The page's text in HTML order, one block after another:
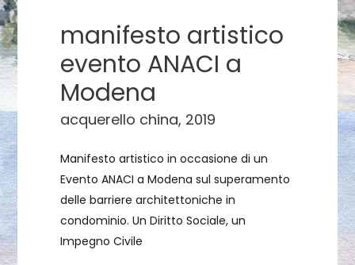
manifesto artistico
evento ANACI a
Modena
acquerello china, 2019
Manifesto artistico in occasione di un
Evento ANACI a Modena sul superamento
delle barriere architettoniche in
condominio. Un Diritto Sociale, un
Impegno Civile